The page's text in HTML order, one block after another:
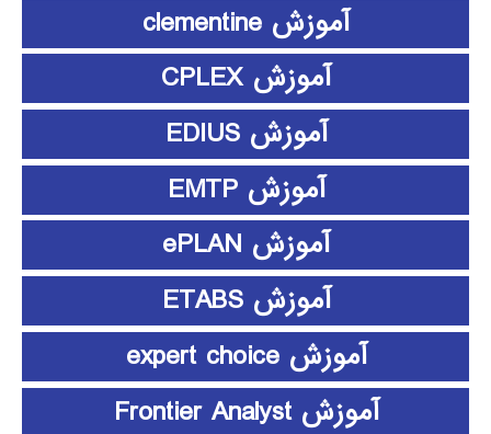
آموزش clementine
آموزش CPLEX
آموزش EDIUS
آموزش EMTP
آموزش ePLAN
آموزش ETABS
آموزش expert choice
آموزش Frontier Analyst